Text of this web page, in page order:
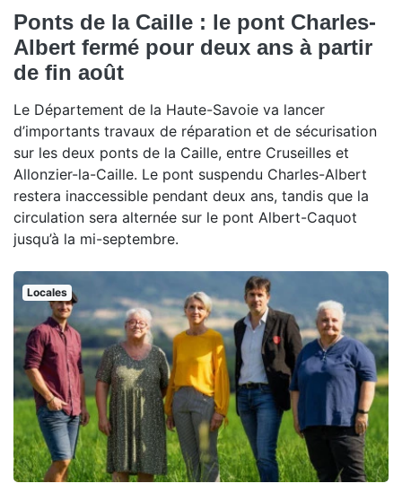
Ponts de la Caille : le pont Charles-
Albert fermé pour deux ans à partir
de fin août
Le Département de la Haute-Savoie va lancer
d’importants travaux de réparation et de sécurisation
sur les deux ponts de la Caille, entre Cruseilles et
Allonzier-la-Caille. Le pont suspendu Charles-Albert
restera inaccessible pendant deux ans, tandis que la
circulation sera alternée sur le pont Albert-Caquot
jusqu’à la mi-septembre.
Locales